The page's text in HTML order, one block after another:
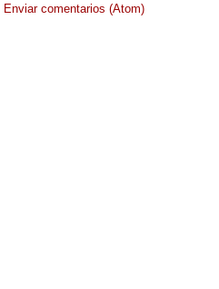
Enviar comentarios (Atom)